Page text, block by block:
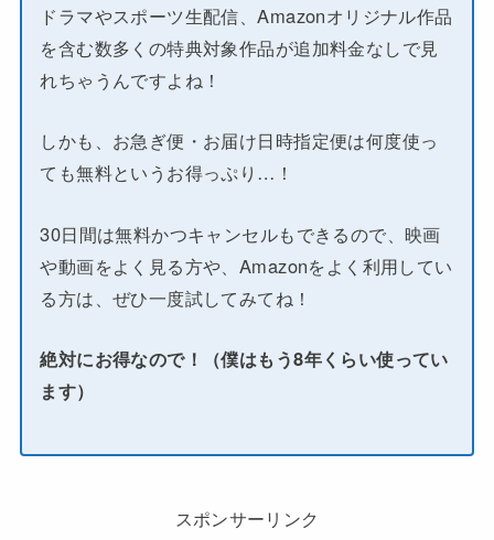
ドラマやスポーツ生配信、Amazonオリジナル作品
を含む数多くの特典対象作品が追加料金なしで見
れちゃうんですよね！
しかも、お急ぎ便・お届け日時指定便は何度使っ
ても無料というお得っぷり…！
30日間は無料かつキャンセルもできるので、映画
や動画をよく見る方や、Amazonをよく利用してい
る方は、ぜひ一度試してみてね！
絶対にお得なので！（僕はもう8年くらい使ってい
ます）
スポンサーリンク